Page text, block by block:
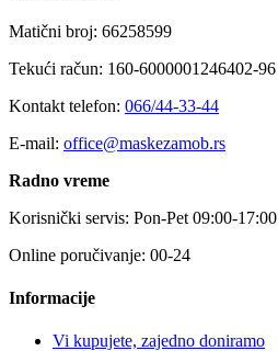
Matični broj: 66258599
Tekući račun: 160-6000001246402-96
Kontakt telefon: 066/44-33-44
E-mail: office@maskezamob.rs
Radno vreme
Korisnički servis: Pon-Pet 09:00-17:00
Online poručivanje: 00-24
Informacije
Vi kupujete, zajedno doniramo